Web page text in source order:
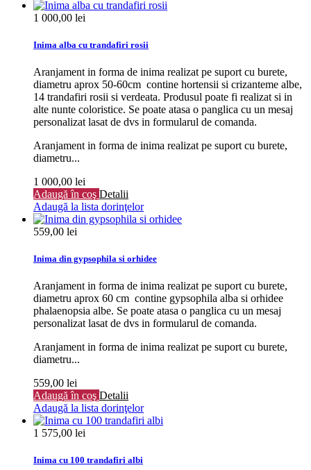
1 000,00 lei
Inima alba cu trandafiri rosii
Aranjament in forma de inima realizat pe suport cu burete,
diametru aprox 50-60cm contine hortensii si crizanteme albe,
14 trandafiri rosii si verdeata. Produsul poate fi realizat si in
alte nunte coloristice. Se poate atasa o panglica cu un mesaj
personalizat lasat de dvs in formularul de comanda.
Aranjament in forma de inima realizat pe suport cu burete,
diametru...
1 000,00 lei
Adaugă în coş Detalii
Adaugă la lista dorinţelor
559,00 lei
Inima din gypsophila si orhidee
Aranjament in forma de inima realizat pe suport cu burete,
diametru aprox 60 cm contine gypsophila alba si orhidee
phalaenopsia albe. Se poate atasa o panglica cu un mesaj
personalizat lasat de dvs in formularul de comanda.
Aranjament in forma de inima realizat pe suport cu burete,
diametru...
559,00 lei
Adaugă în coş Detalii
Adaugă la lista dorinţelor
1 575,00 lei
Inima cu 100 trandafiri albi